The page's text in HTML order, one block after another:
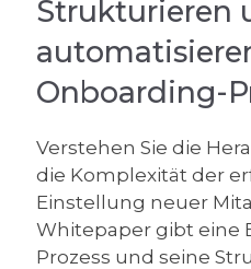
Strukturieren
Onboarding-
Verstehen Sie die
die Komplexität der
Einstellung neuer
Whitepaper gibt eine
Prozess und seine